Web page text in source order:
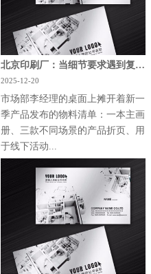
北京印刷厂：当细节要求遇到复杂项目
2025-12-20
市场部李经理的桌面上摊开着新一
季产品发布的物料清单：一本主画
册、三款不同场景的产品折页、用
于线下活动...